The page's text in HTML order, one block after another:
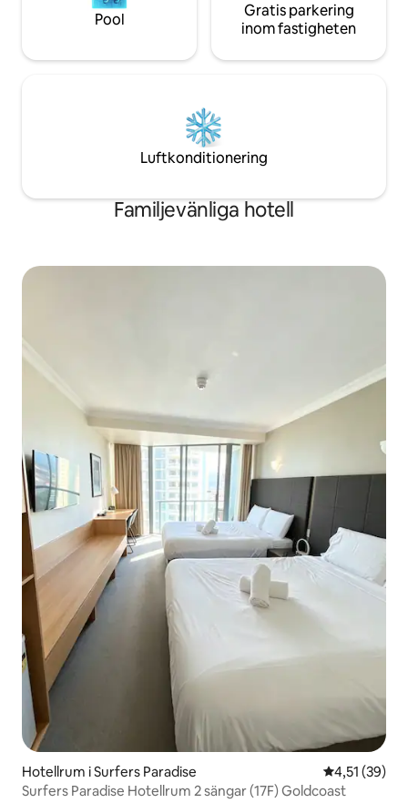
Pool
Gratis parkering
inom fastigheten
Luftkonditionering
Familjevänliga hotell
Hotellrum i Surfers Paradise 4,51 av 5 i
4,51 (39)
Surfers Paradise Hotellrum 2 sängar (17F) Goldcoast